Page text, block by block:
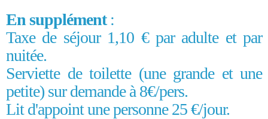
En supplément:
Taxe de séjour 1,10 € par adulte et par
nuitée.
Serviette de toilette (une grande et une
petite) sur demande à 8€/pers.
Lit d'appoint une personne 25 €/jour.